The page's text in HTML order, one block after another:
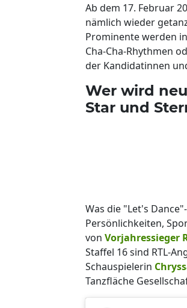
Ab dem 17. Februar
nämlich wieder
Prominente werden
Cha-Cha-Rhythmen
der Kandidatinnen
Wer wird
Star und
Was die "Let's
Persönlichkeiten,
von Vorjahressieger
Staffel 16 sind RTL-
Schauspielerin
Tanzfläche